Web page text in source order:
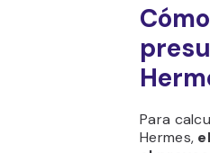
Para
Hermes,